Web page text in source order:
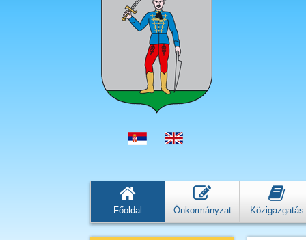
Főoldal Önkormányzat Közigazgatás